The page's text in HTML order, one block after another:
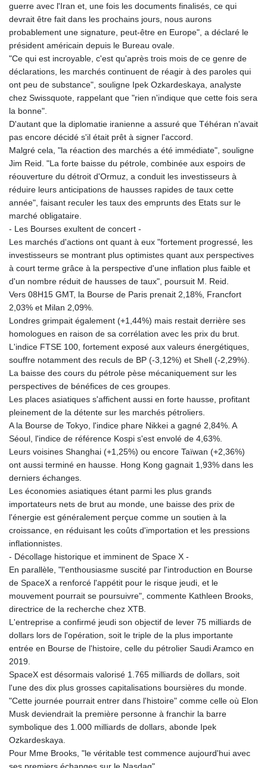
guerre avec l'Iran et, une fois les documents finalisés, ce qui
devrait être fait dans les prochains jours, nous aurons
probablement une signature, peut-être en Europe", a déclaré le
président américain depuis le Bureau ovale.
"Ce qui est incroyable, c'est qu'après trois mois de ce genre de
déclarations, les marchés continuent de réagir à des paroles qui
ont peu de substance", souligne Ipek Ozkardeskaya, analyste
chez Swissquote, rappelant que "rien n'indique que cette fois sera
la bonne".
D'autant que la diplomatie iranienne a assuré que Téhéran n'avait
pas encore décidé s'il était prêt à signer l'accord.
Malgré cela, "la réaction des marchés a été immédiate", souligne
Jim Reid. "La forte baisse du pétrole, combinée aux espoirs de
réouverture du détroit d'Ormuz, a conduit les investisseurs à
réduire leurs anticipations de hausses rapides de taux cette
année", faisant reculer les taux des emprunts des Etats sur le
marché obligataire.
- Les Bourses exultent de concert -
Les marchés d'actions ont quant à eux "fortement progressé, les
investisseurs se montrant plus optimistes quant aux perspectives
à court terme grâce à la perspective d'une inflation plus faible et
d'un nombre réduit de hausses de taux", poursuit M. Reid.
Vers 08H15 GMT, la Bourse de Paris prenait 2,18%, Francfort
2,03% et Milan 2,09%.
Londres grimpait également (+1,44%) mais restait derrière ses
homologues en raison de sa corrélation avec les prix du brut.
L'indice FTSE 100, fortement exposé aux valeurs énergétiques,
souffre notamment des reculs de BP (-3,12%) et Shell (-2,29%).
La baisse des cours du pétrole pèse mécaniquement sur les
perspectives de bénéfices de ces groupes.
Les places asiatiques s'affichent aussi en forte hausse, profitant
pleinement de la détente sur les marchés pétroliers.
A la Bourse de Tokyo, l'indice phare Nikkei a gagné 2,84%. A
Séoul, l'indice de référence Kospi s'est envolé de 4,63%.
Leurs voisines Shanghai (+1,25%) ou encore Taïwan (+2,36%)
ont aussi terminé en hausse. Hong Kong gagnait 1,93% dans les
derniers échanges.
Les économies asiatiques étant parmi les plus grands
importateurs nets de brut au monde, une baisse des prix de
l'énergie est généralement perçue comme un soutien à la
croissance, en réduisant les coûts d'importation et les pressions
inflationnistes.
- Décollage historique et imminent de Space X -
En parallèle, "l'enthousiasme suscité par l'introduction en Bourse
de SpaceX a renforcé l'appétit pour le risque jeudi, et le
mouvement pourrait se poursuivre", commente Kathleen Brooks,
directrice de la recherche chez XTB.
L'entreprise a confirmé jeudi son objectif de lever 75 milliards de
dollars lors de l'opération, soit le triple de la plus importante
entrée en Bourse de l'histoire, celle du pétrolier Saudi Aramco en
2019.
SpaceX est désormais valorisé 1.765 milliards de dollars, soit
l'une des dix plus grosses capitalisations boursières du monde.
"Cette journée pourrait entrer dans l'histoire" comme celle où Elon
Musk deviendrait la première personne à franchir la barre
symbolique des 1.000 milliards de dollars, abonde Ipek
Ozkardeskaya.
Pour Mme Brooks, "le véritable test commence aujourd'hui avec